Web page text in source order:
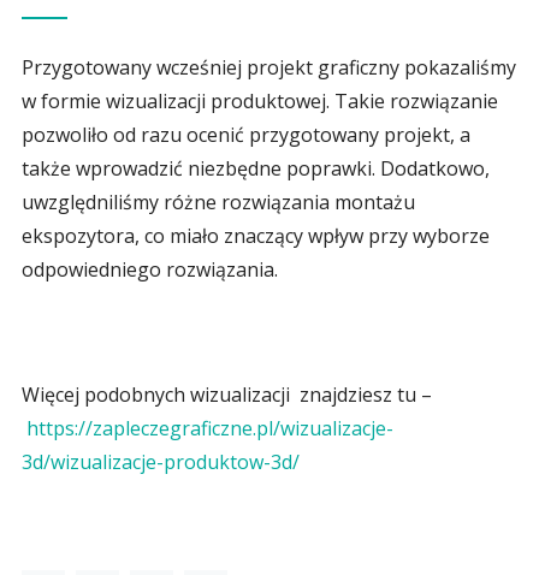
Przygotowany wcześniej projekt graficzny pokazaliśmy
w formie wizualizacji produktowej. Takie rozwiązanie
pozwoliło od razu ocenić przygotowany projekt, a
także wprowadzić niezbędne poprawki. Dodatkowo,
uwzględniliśmy różne rozwiązania montażu
ekspozytora, co miało znaczący wpływ przy wyborze
odpowiedniego rozwiązania.
Więcej podobnych wizualizacji znajdziesz tu –
https://zapleczegraficzne.pl/wizualizacje-
3d/wizualizacje-produktow-3d/